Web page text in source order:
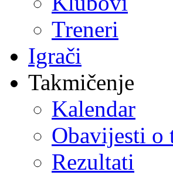
Treneri
Igrači
Takmičenje
Kalendar
Obavijesti o
Rezultati